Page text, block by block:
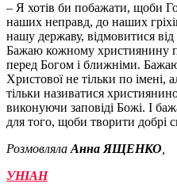
– Я хотів би побажати, щоби
наших неправд, до наших
нашу державу, відмовитися
Бажаю кожному християнину
перед Богом і ближніми.
Христової не тільки по імені,
тільки називатися
виконуючи заповіді Божі. І
для того, щоби творити добрі
Розмовляла Анна ЯЩЕНКО
УНІАН